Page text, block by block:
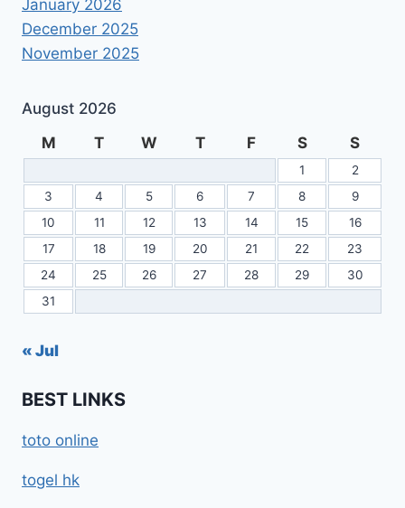
January 2026
December 2025
November 2025
August 2026
M
T W T F S S
1
2
3
4 5 6 7 8
9
10
11 12 13 14 15
16
17
18 19 20 21 22
23
24
25 26 27 28 29
30
31
« Jul
BEST LINKS
toto online
togel hk